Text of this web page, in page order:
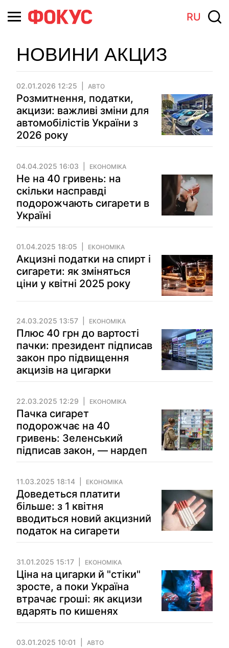
RU
НОВИНИ АКЦИЗ
02.01.2026 12:25 АВТО
Розмитнення, податки,
акцизи: важливі зміни для
автомобілістів України з
2026 року
04.04.2025 16:03 ЕКОНОМІКА
Не на 40 гривень: на
скільки насправді
подорожчають сигарети в
Україні
01.04.2025 18:05 ЕКОНОМІКА
Акцизні податки на спирт і
сигарети: як зміняться
ціни у квітні 2025 року
24.03.2025 13:57 ЕКОНОМІКА
Плюс 40 грн до вартості
пачки: президент підписав
закон про підвищення
акцизів на цигарки
22.03.2025 12:29 ЕКОНОМІКА
Пачка сигарет
подорожчає на 40
гривень: Зеленський
підписав закон, — нардеп
11.03.2025 18:14 ЕКОНОМІКА
Доведеться платити
більше: з 1 квітня
вводиться новий акцизний
податок на сигарети
31.01.2025 15:17 ЕКОНОМІКА
Ціна на цигарки й "стіки"
зросте, а поки Україна
втрачає гроші: як акцизи
вдарять по кишенях
03.01.2025 10:01 АВТО